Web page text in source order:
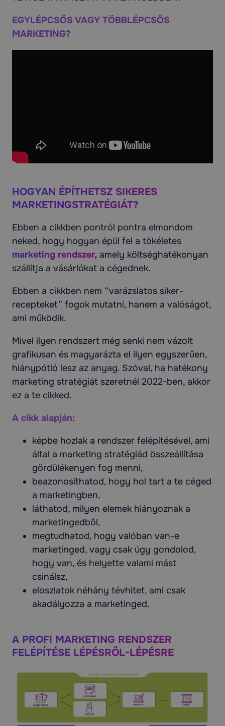
EGYLÉPCSŐS VAGY TÖBBLÉPCSŐS
MARKETING?
HOGYAN ÉPÍTHETSZ SIKERES
MARKETINGSTRATÉGIÁT?
Ebben a cikkben pontról pontra elmondom
neked, hogy hogyan épül fel a tökéletes
marketing rendszer, amely költséghatékonyan
szállítja a vásárlókat a cégednek.
Ebben a cikkben nem “varázslatos siker-
recepteket” fogok mutatni, hanem a valóságot,
ami működik.
Mivel ilyen rendszert még senki nem vázolt
grafikusan és magyarázta el ilyen egyszerűen,
hiánypótló lesz az anyag. Szóval, ha hatékony
marketing stratégiát szeretnél 2022-ben, akkor
ez a te cikked.
A cikk alapján:
képbe hozlak a rendszer felépítésével, ami
által a marketing stratégiád összeállítása
gördülékenyen fog menni,
beazonosíthatod, hogy hol tart a te céged
a marketingben,
láthatod, milyen elemek hiányoznak a
marketingedből,
megtudhatod, hogy valóban van-e
marketinged, vagy csak úgy gondolod,
hogy van, és helyette valami mást
csinálsz,
eloszlatok néhány tévhitet, ami csak
akadályozza a marketinged.
A PROFI MARKETING RENDSZER
FELÉPÍTÉSE LÉPÉSRŐL-LÉPÉSRE